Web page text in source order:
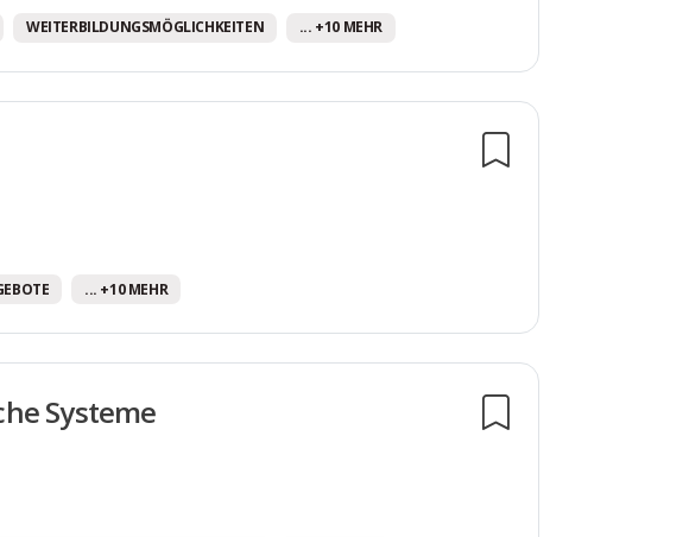
WEITERBILDUNGSMÖGLICHKEITEN ... +10 MEHR
... +10 MEHR
Systeme